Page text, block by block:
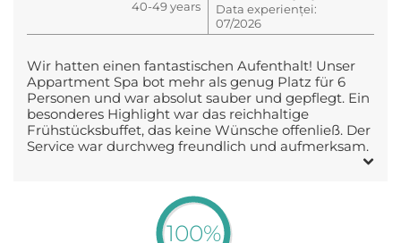
40-49 years
Data experienței:
07/2026
Wir hatten einen fantastischen Aufenthalt! Unser
Appartment Spa bot mehr als genug Platz für 6
Personen und war absolut sauber und gepflegt. Ein
besonderes Highlight war das reichhaltige
Frühstücksbuffet, das keine Wünsche offenließ. Der
Service war durchweg freundlich und aufmerksam.
100%